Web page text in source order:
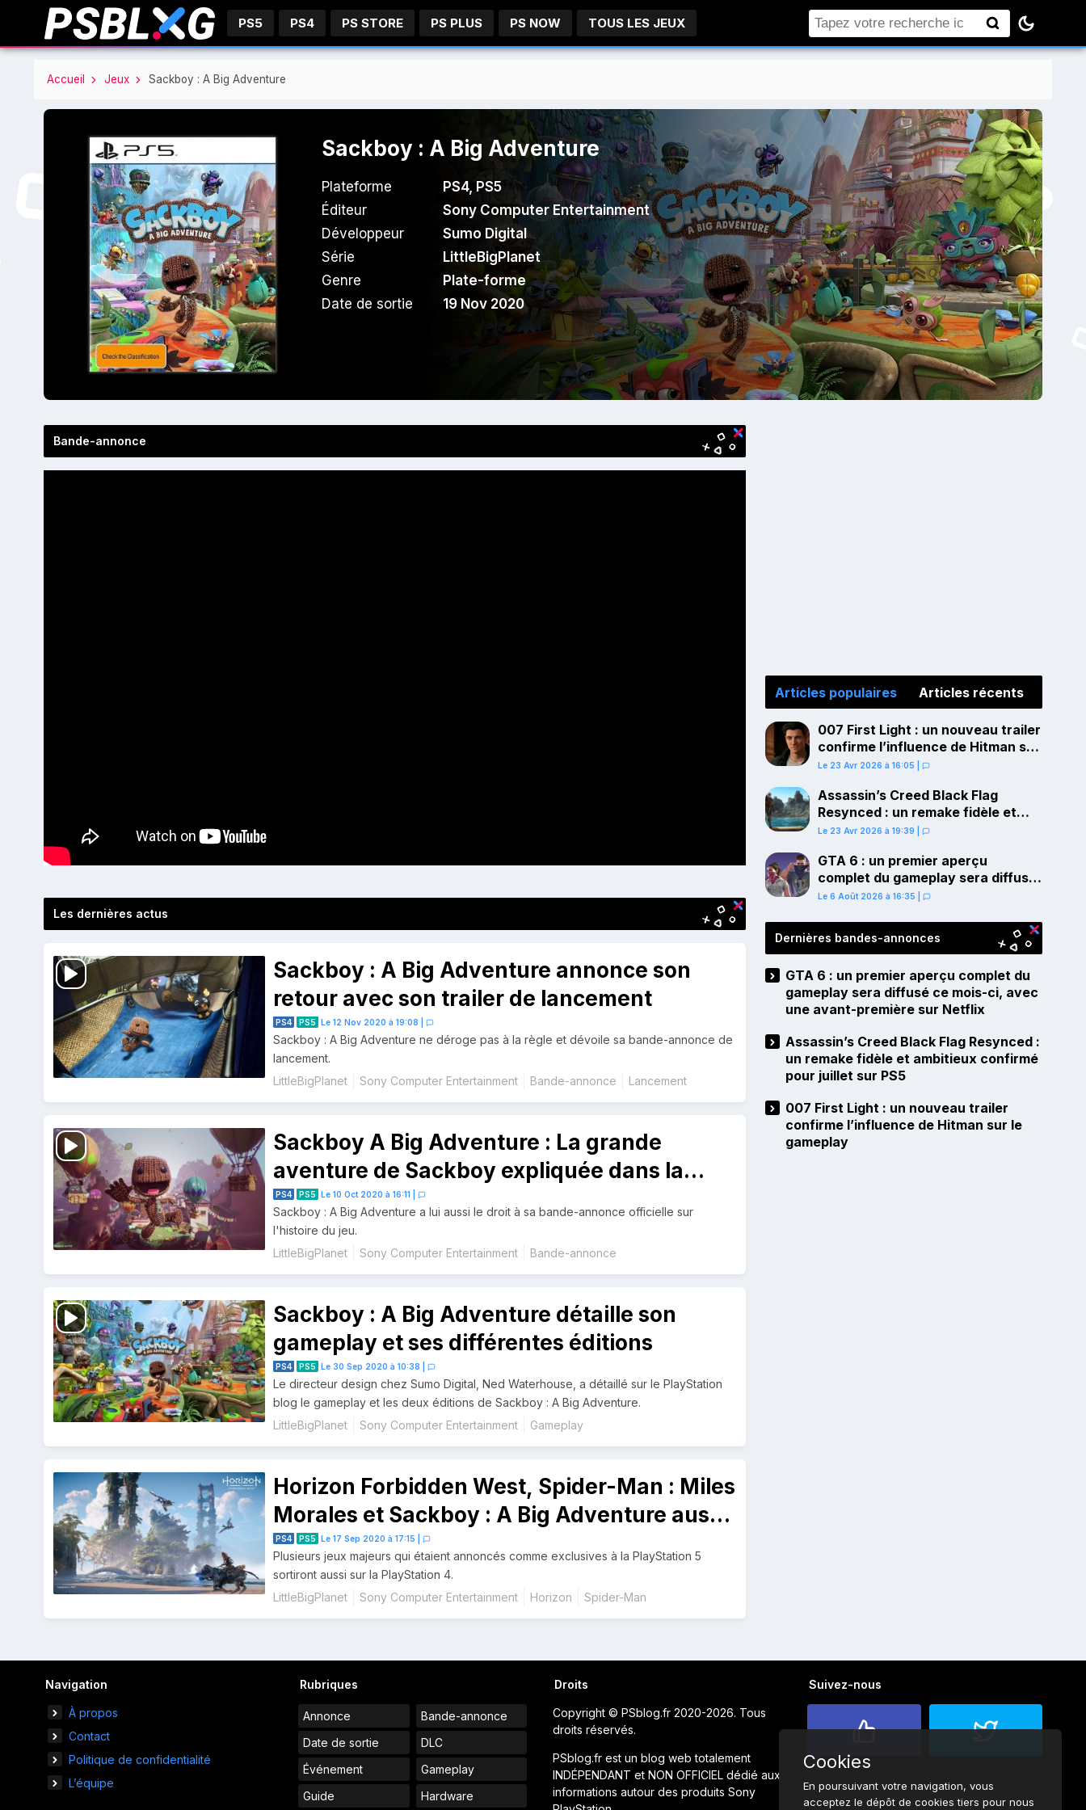
PS5 PS4 PS STORE PS PLUS PS NOW TOUS LES JEUX Rechercher
Accueil Jeux Sackboy : A Big Adventure
Sackboy : A Big Adventure
Plateforme PS4, PS5
Éditeur
Sony Computer Entertainment
Développeur
Sumo Digital
Série
LittleBigPlanet
Genre
Plate-forme
Date de sortie
19 Nov 2020
Bande-annonce
Les dernières actus
Sackboy : A Big Adventure annonce son
retour avec son trailer de lancement
PS4 PS5 Le 12 Nov 2020 à 19:08
Sackboy : A Big Adventure ne déroge pas à la règle et dévoile sa bande-annonce de
lancement.
LittleBigPlanet
Sony Computer Entertainment Bande-annonce Lancement
Sackboy A Big Adventure : La grande
aventure de Sackboy expliquée dans la
bande-annonce de l’histoire
PS4 PS5 Le 10 Oct 2020 à 16:11
Sackboy : A Big Adventure a lui aussi le droit à sa bande-annonce officielle sur
l'histoire du jeu.
LittleBigPlanet
Sony Computer Entertainment Bande-annonce
Sackboy : A Big Adventure détaille son
gameplay et ses différentes éditions
PS4 PS5 Le 30 Sep 2020 à 10:38
Le directeur design chez Sumo Digital, Ned Waterhouse, a détaillé sur le PlayStation
blog le gameplay et les deux éditions de Sackboy : A Big Adventure.
LittleBigPlanet
Sony Computer Entertainment Gameplay
Horizon Forbidden West, Spider-Man : Miles
Morales et Sackboy : A Big Adventure aussi
sur PS4
PS4 PS5 Le 17 Sep 2020 à 17:15
Plusieurs jeux majeurs qui étaient annoncés comme exclusives à la PlayStation 5
sortiront aussi sur la PlayStation 4.
LittleBigPlanet
Sony Computer Entertainment Horizon Spider-Man
des
articles
Articles populaires Articles récents
007 First Light : un nouveau trailer
confirme l’influence de Hitman sur
le gameplay
Le 23 Avr 2026 à 16:05
Assassin’s Creed Black Flag
Resynced : un remake fidèle et
ambitieux confirmé pour juillet sur
Le 23 Avr 2026 à 19:39
GTA 6 : un premier aperçu
complet du gameplay sera diffusé
ce mois-ci, avec une avant-
Le 6 Août 2026 à 16:35
Dernières bandes-annonces
GTA 6 : un premier aperçu complet du
gameplay sera diffusé ce mois-ci, avec
une avant-première sur Netflix
Assassin’s Creed Black Flag Resynced :
un remake fidèle et ambitieux confirmé
pour juillet sur PS5
007 First Light : un nouveau trailer
confirme l’influence de Hitman sur le
gameplay
Navigation
À propos
Contact
Politique de confidentialité
L’équipe
Rubriques
Annonce
Bande-annonce
Date de sortie
DLC
Événement
Gameplay
Guide
Hardware
Droits
Copyright © PSblog.fr 2020-2026. Tous
droits réservés.
PSblog.fr est un blog web totalement
INDÉPENDANT et NON OFFICIEL dédié aux
informations autour des produits Sony
Suivez-nous
Cookies
En poursuivant votre navigation, vous
acceptez le dépôt de cookies tiers pour nous